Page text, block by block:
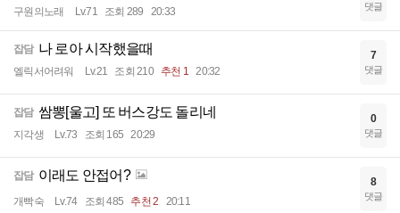
구원의노래 Lv.71 조회 289 20:33 댓글
잡담 나 로아 시작했을때
엘릭서어려워 Lv.21 조회 210 추천 1 20:32
7
댓글
잡담 쌈뽕[울고] 또 버스강도 돌리네
지각생 Lv.73 조회 165 20:29
0
댓글
잡담 이래도 안접어?
개빡숙 Lv.74 조회 485 추천 2 20:11
8
댓글